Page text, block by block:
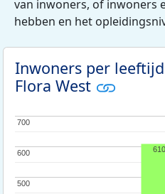
van inwoners, of inwoners
hebben en het
Inwoners per
Flora West
500
500
600
600
700
700
610